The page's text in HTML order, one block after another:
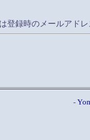
登録時のメールアド
-